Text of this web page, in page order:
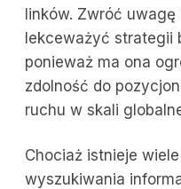
linków. Zwróć
lekceważyć strategii
ponieważ ma ona
zdolność do
ruchu w skali
Chociaż istnieje
wyszukiwania